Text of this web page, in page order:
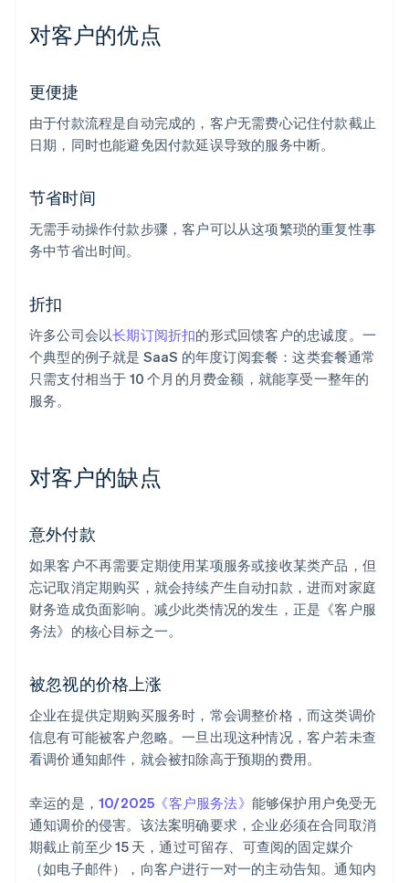
对客户的优点
更便捷
由于付款流程是自动完成的，客户无需费心记住付款截止
日期，同时也能避免因付款延误导致的服务中断。
节省时间
无需手动操作付款步骤，客户可以从这项繁琐的重复性事
务中节省出时间。
折扣
许多公司会以长期订阅折扣的形式回馈客户的忠诚度。一
个典型的例子就是 SaaS 的年度订阅套餐：这类套餐通常
只需支付相当于 10 个月的月费金额，就能享受一整年的
服务。
对客户的缺点
意外付款
如果客户不再需要定期使用某项服务或接收某类产品，但
忘记取消定期购买，就会持续产生自动扣款，进而对家庭
财务造成负面影响。减少此类情况的发生，正是《客户服
务法》的核心目标之一。
被忽视的价格上涨
企业在提供定期购买服务时，常会调整价格，而这类调价
信息有可能被客户忽略。一旦出现这种情况，客户若未查
看调价通知邮件，就会被扣除高于预期的费用。
幸运的是， 10/2025《客户服务法》 能够保护用户免受无
通知调价的侵害。该法案明确要求，企业必须在合同取消
期截止前至少 15 天，通过可留存、可查阅的固定媒介
（如电子邮件），向客户进行一对一的主动告知。通知内